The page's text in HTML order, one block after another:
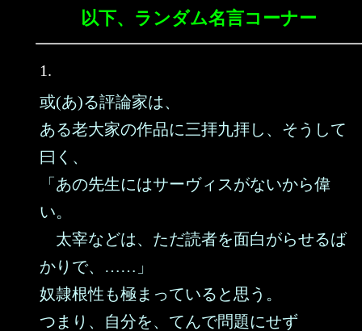
以下、ランダム名言コーナー
1.
或(あ)る評論家は、
ある老大家の作品に三拝九拝し、そうして
曰く、
「あの先生にはサーヴィスがないから偉
い。
太宰などは、ただ読者を面白がらせるば
かりで、……」
奴隷根性も極まっていると思う。
つまり、自分を、てんで問題にせず